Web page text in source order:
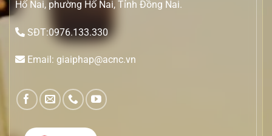
Hố Nai, phường Hố Nai, Tỉnh Đồng Nai.
SĐT:0976.133.330
Email: giaiphap@acnc.vn